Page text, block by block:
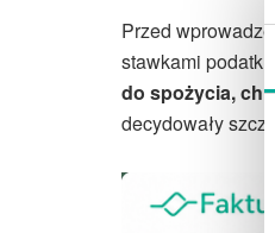
Przed
stawkami
do spożycia,
decydowały